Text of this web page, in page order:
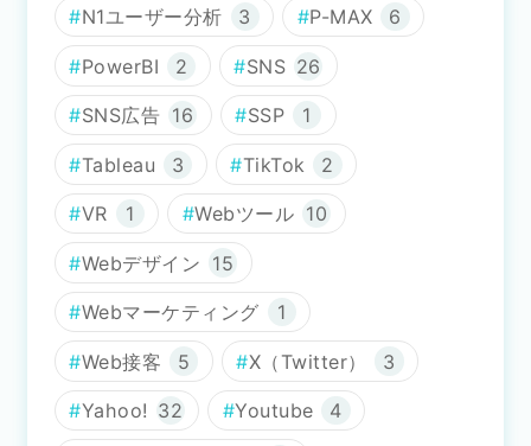
N1ユーザー分析 3 P-MAX 6
PowerBI 2 SNS 26
SNS広告 16 SSP 1
Tableau 3 TikTok 2
VR 1 Webツール 10
Webデザイン 15
Webマーケティング 1
Web接客 5 X（Twitter） 3
Yahoo! 32 Youtube 4